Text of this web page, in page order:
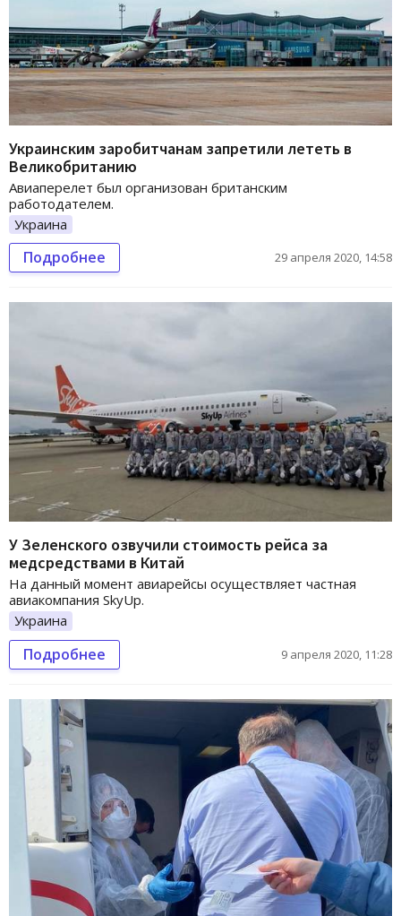
Украинским заробитчанам запретили лететь в
Великобританию
Авиаперелет был организован британским
работодателем.
Украина
Подробнее 29 апреля 2020, 14:58
У Зеленского озвучили стоимость рейса за
медсредствами в Китай
На данный момент авиарейсы осуществляет частная
авиакомпания SkyUp.
Украина
Подробнее 9 апреля 2020, 11:28